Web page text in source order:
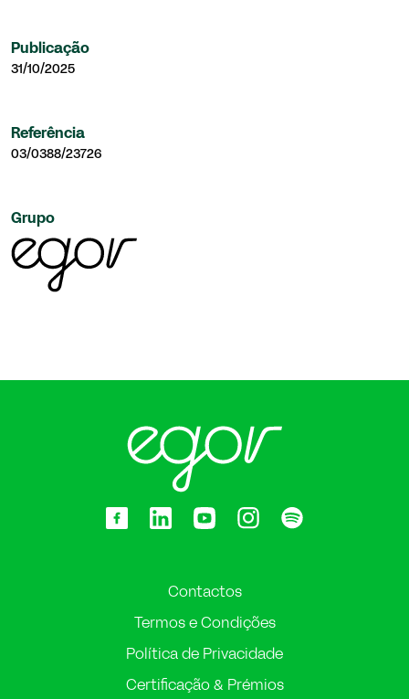
Publicação
31/10/2025
Referência
03/0388/23726
Grupo
Contactos
Termos e Condições
Política de Privacidade
Certificação & Prémios